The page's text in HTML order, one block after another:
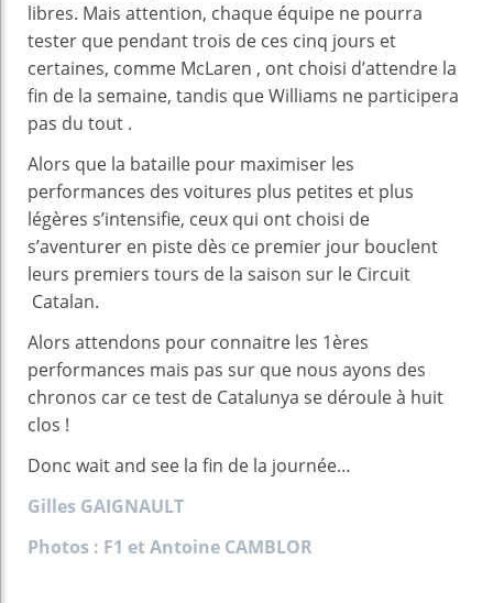
libres. Mais attention, chaque équipe ne pourra
tester que pendant trois de ces cinq jours et
certaines, comme McLaren , ont choisi d’attendre la
fin de la semaine, tandis que Williams ne participera
pas du tout .
Alors que la bataille pour maximiser les
performances des voitures plus petites et plus
légères s’intensifie, ceux qui ont choisi de
s’aventurer en piste dès ce premier jour bouclent
leurs premiers tours de la saison sur le Circuit
Catalan.
Alors attendons pour connaitre les 1ères
performances mais pas sur que nous ayons des
chronos car ce test de Catalunya se déroule à huit
clos !
Donc wait and see la fin de la journée…
Gilles GAIGNAULT
Photos : F1 etAntoine CAMBLOR